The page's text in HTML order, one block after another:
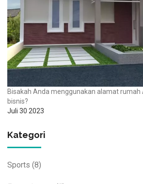
Bisakah Anda menggunakan alamat rumah
bisnis?
Juli 30 2023
Kategori
Sports (8)